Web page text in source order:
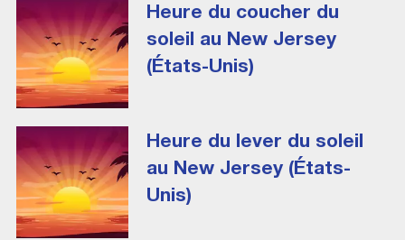
Heure du coucher du
soleil au New Jersey
(États-Unis)
Heure du lever du soleil
au New Jersey (États-
Unis)